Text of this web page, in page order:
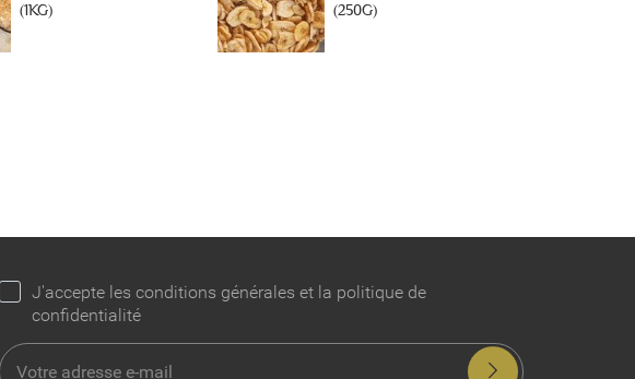
(1KG)
(250G)
J'accepte les conditions générales et la politique de
confidentialité